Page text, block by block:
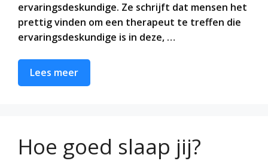
ervaringsdeskundige. Ze schrijft dat mensen het
prettig vinden om een therapeut te treffen die
ervaringsdeskundige is in deze, …
Lees meer
Hoe goed slaap jij?